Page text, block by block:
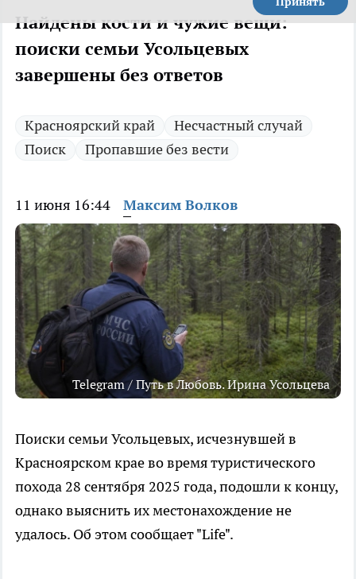
Найдены кости и чужие вещи:
поиски семьи Усольцевых
завершены без ответов
Красноярский край
Несчастный случай
Поиск
Пропавшие без вести
11 июня 16:44 Максим Волков
Telegram / Путь в Любовь. Ирина Усольцева
Поиски семьи Усольцевых, исчезнувшей в
Красноярском крае во время туристического
похода 28 сентября 2025 года, подошли к концу,
однако выяснить их местонахождение не
удалось. Об этом сообщает "Life".